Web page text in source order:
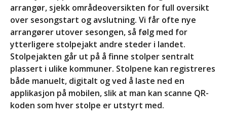
arrangør, sjekk områdeoversikten for full oversikt
over sesongstart og avslutning. Vi får ofte nye
arrangører utover sesongen, så følg med for
ytterligere stolpejakt andre steder i landet.
Stolpejakten går ut på å finne stolper sentralt
plassert i ulike kommuner. Stolpene kan registreres
både manuelt, digitalt og ved å laste ned en
applikasjon på mobilen, slik at man kan scanne QR-
koden som hver stolpe er utstyrt med.